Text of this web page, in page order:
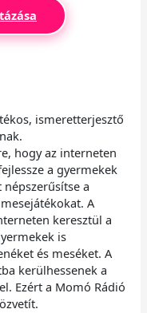
ismeretterjesztő
hogy az interneten
a gyermekek
a
A
keresztül a
is
és meséket. A
kerülhessenek a
Ezért a Momó Rádió